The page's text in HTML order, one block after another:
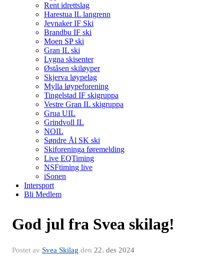
Rent idrettslag
Harestua IL langrenn
Jevnaker IF Ski
Brandbu IF ski
Moen SP ski
Gran IL ski
Lygna skisenter
Øståsen skiløyper
Skjerva løypelag
Mylla løypeforening
Tingelstad IF skigruppa
Vestre Gran IL skigruppa
Grua UIL
Grindvoll IL
NOIL
Søndre Ål SK ski
Skiforeninga føremelding
Live EQTiming
NSFtiming live
iSonen
Intersport
Bli Medlem
God jul fra Svea skilag!
Postet av Svea Skilag den 22. des 2024